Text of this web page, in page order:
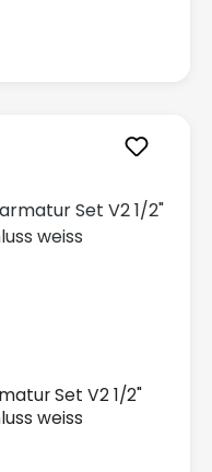
Set V2 1/2"
weiss